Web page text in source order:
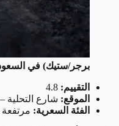
برجر/ستيك) في
التقييم:
الموقع: شارع التحلية
الفئة السعرية: مرتفعة